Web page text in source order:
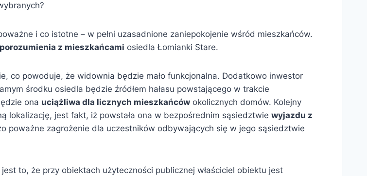
i co istotne – w pełni uzasadnione zaniepokojenie wśród mieszkańców.
z mieszkańcami osiedla Łomianki Stare.
co powoduje, że widownia będzie mało funkcjonalna. Dodatkowo inwestor
środku osiedla będzie źródłem hałasu powstającego w trakcie
ona uciążliwa dla licznych mieszkańców okolicznych domów. Kolejny
lokalizację, jest fakt, iż powstała ona w bezpośrednim sąsiedztwie wyjazdu z
poważne zagrożenie dla uczestników odbywających się w jego sąsiedztwie
to, że przy obiektach użyteczności publicznej właściciel obiektu jest